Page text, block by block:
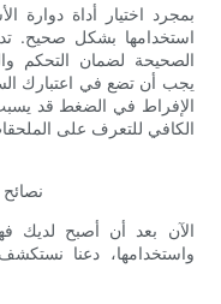
بمجرد اختيار أداة دوارة
استخدامها بشكل صحيح.
الصحيحة لضمان التحكم
يجب أن تضع في اعتبارك
الإفراط في الضغط قد
الكافي للتعرف على
الآن بعد أن أصبح لديك
واستخدامها، دعنا